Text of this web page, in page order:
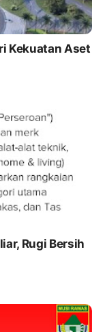
Kekuatan Aset
Rugi Bersih